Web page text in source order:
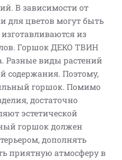
В зависимости от
для цветов могут быть
из
Горшок ДЕКО ТВИН
Разные виды растений
содержания. Поэтому,
горшок. Помимо
достаточно
эстетической
горшок должен
дополнять
приятную атмосферу в